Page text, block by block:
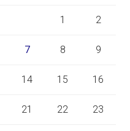
1 2
7 8 9
14 15 16
21 22 23